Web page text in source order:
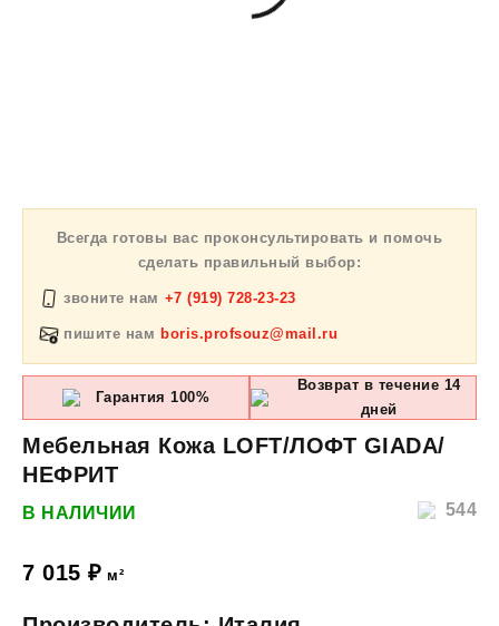
Всегда готовы вас проконсультировать и помочь
сделать правильный выбор:
звоните нам +7 (919) 728-23-23
пишите нам boris.profsouz@mail.ru
Гарантия 100%
Возврат в течение 14
дней
Мебельная Кожа LOFT/ЛОФТ GIADA/
НЕФРИТ
544
В НАЛИЧИИ
7 015 ₽ м²